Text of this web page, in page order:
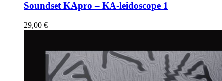
Soundset KApro – KA-leidoscope 1
29,00 €